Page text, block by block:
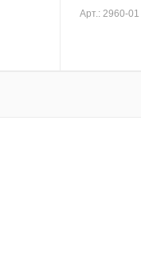
Арт.: 2960-01